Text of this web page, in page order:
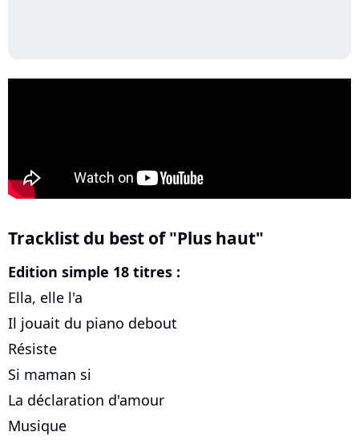
Tracklist du best of "Plus haut"
Edition simple 18 titres :
Ella, elle l'a
Il jouait du piano debout
Résiste
Si maman si
La déclaration d'amour
Musique